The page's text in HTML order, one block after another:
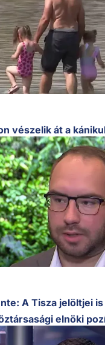
vészelik át a
A Tisza jelöltjei
elnöki